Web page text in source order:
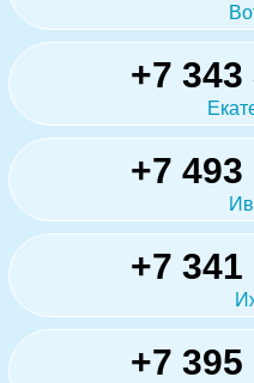
+7 343
+7 493
+7 341
+7 395